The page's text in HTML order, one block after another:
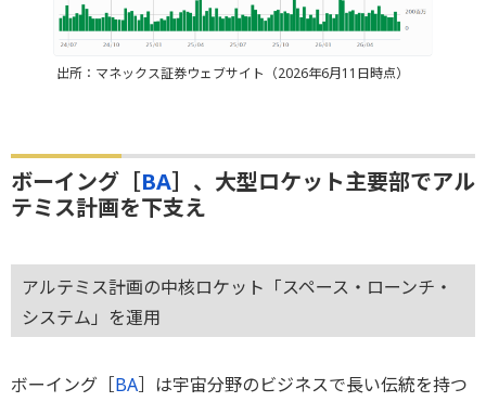
出所：マネックス証券ウェブサイト（2026年6月11日時点）
ボーイング［BA］、大型ロケット主要部でアル
テミス計画を下支え
アルテミス計画の中核ロケット「スペース・ローンチ・
システム」を運用
ボーイング［BA］は宇宙分野のビジネスで長い伝統を持つ